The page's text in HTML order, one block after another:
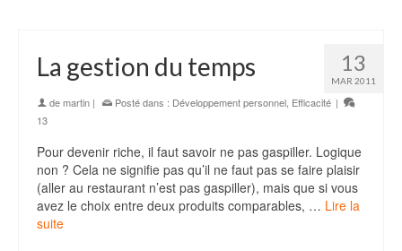
13
MAR 2011
La gestion du temps
demartin | Posté dans : Développement personnel Efficacité |
13
Pour devenir riche, il faut savoir ne pas gaspiller. Logique
non ? Cela ne signifie pas qu’il ne faut pas se faire plaisir
(aller au restaurant n’est pas gaspiller), mais que si vous
avez le choix entre deux produits comparables, … Lire la
suite